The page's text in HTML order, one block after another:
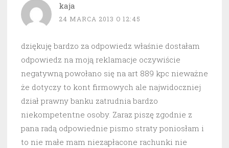
kaja
24 MARCA 2013 O 12:45
dziękuję bardzo za odpowiedz właśnie dostałam
odpowiedz na moją reklamacje oczywiście
negatywną powołano się na art 889 kpc nieważne
że dotyczy to kont firmowych ale najwidoczniej
dział prawny banku zatrudnia bardzo
niekompetentne osoby. Zaraz piszę zgodnie z
pana radą odpowiednie pismo straty poniosłam i
to nie małe mam niezapłacone rachunki nie